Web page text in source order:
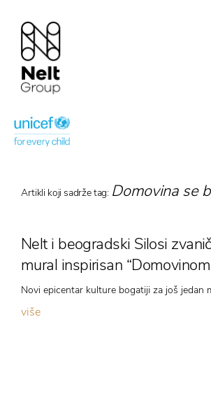
Artikli koji sadrže tag: Domovina se
Nelt i beogradski Silosi
mural inspirisan
Novi epicentar kulture bogatiji za još jedan
više